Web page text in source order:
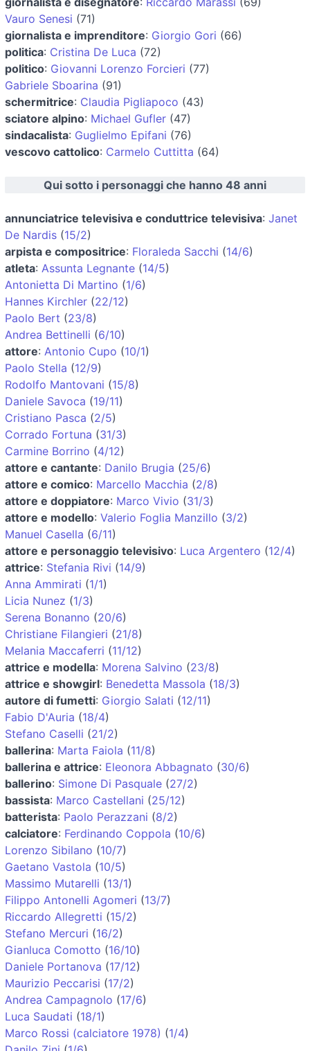
Vauro Senesi (71)
giornalista e imprenditore: Giorgio Gori (66)
politica: Cristina De Luca (72)
politico: Giovanni Lorenzo Forcieri (77)
Gabriele Sboarina (91)
schermitrice: Claudia Pigliapoco (43)
sciatore alpino: Michael Gufler (47)
sindacalista: Guglielmo Epifani (76)
vescovo cattolico: Carmelo Cuttitta (64)
Qui sotto i personaggi che hanno 48 anni
annunciatrice televisiva e conduttrice televisiva: Janet
De Nardis (15/2)
arpista e compositrice: Floraleda Sacchi (14/6)
atleta: Assunta Legnante (14/5)
Antonietta Di Martino (1/6)
Hannes Kirchler (22/12)
Paolo Bert (23/8)
Andrea Bettinelli (6/10)
attore: Antonio Cupo (10/1)
Paolo Stella (12/9)
Rodolfo Mantovani (15/8)
Daniele Savoca (19/11)
Cristiano Pasca (2/5)
Corrado Fortuna (31/3)
Carmine Borrino (4/12)
attore e cantante: Danilo Brugia (25/6)
attore e comico: Marcello Macchia (2/8)
attore e doppiatore: Marco Vivio (31/3)
attore e modello: Valerio Foglia Manzillo (3/2)
Manuel Casella (6/11)
attore e personaggio televisivo: Luca Argentero (12/4)
attrice: Stefania Rivi (14/9)
Anna Ammirati (1/1)
Licia Nunez (1/3)
Serena Bonanno (20/6)
Christiane Filangieri (21/8)
Melania Maccaferri (11/12)
attrice e modella: Morena Salvino (23/8)
attrice e showgirl: Benedetta Massola (18/3)
autore di fumetti: Giorgio Salati (12/11)
Fabio D'Auria (18/4)
Stefano Caselli (21/2)
ballerina: Marta Faiola (11/8)
ballerina e attrice: Eleonora Abbagnato (30/6)
ballerino: Simone Di Pasquale (27/2)
bassista: Marco Castellani (25/12)
batterista: Paolo Perazzani (8/2)
calciatore: Ferdinando Coppola (10/6)
Lorenzo Sibilano (10/7)
Gaetano Vastola (10/5)
Massimo Mutarelli (13/1)
Filippo Antonelli Agomeri (13/7)
Riccardo Allegretti (15/2)
Stefano Mercuri (16/2)
Gianluca Comotto (16/10)
Daniele Portanova (17/12)
Maurizio Peccarisi (17/2)
Andrea Campagnolo (17/6)
Luca Saudati (18/1)
Marco Rossi (calciatore 1978) (1/4)